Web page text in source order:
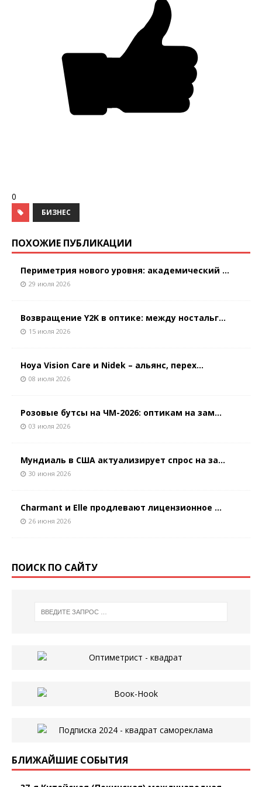
0
БИЗНЕС
ПОХОЖИЕ ПУБЛИКАЦИИ
Периметрия нового уровня: академический ...
29 июля 2026
Возвращение Y2K в оптике: между ностальг...
15 июля 2026
Hoya Vision Care и Nidek – альянс, перех...
08 июля 2026
Розовые бутсы на ЧМ-2026: оптикам на зам...
03 июля 2026
Мундиаль в США актуализирует спрос на за...
30 июня 2026
Charmant и Elle продлевают лицензионное ...
26 июня 2026
ПОИСК ПО САЙТУ
БЛИЖАЙШИЕ СОБЫТИЯ